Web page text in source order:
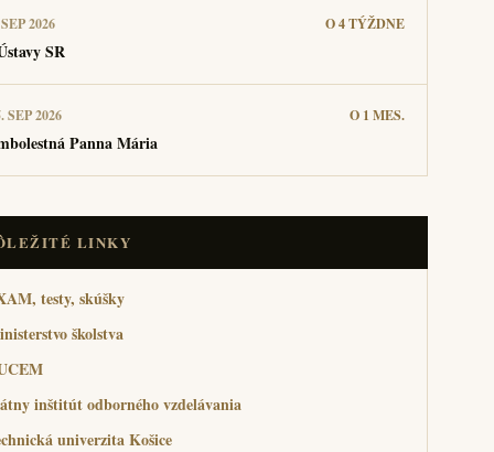
2026 O 4 TÝŽDNE
SR
SEP 2026 O 1 MES.
Panna Mária
LINKY
testy, skúšky
školstva
inštitút odborného vzdelávania
univerzita Košice